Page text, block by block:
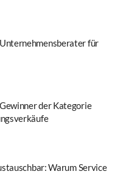
für
der Kategorie
Warum Service